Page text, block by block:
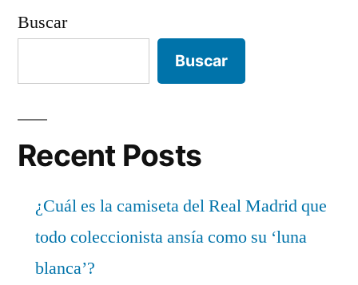
Buscar
Buscar
Recent Posts
¿Cuál es la camiseta del Real Madrid que
todo coleccionista ansía como su ‘luna
blanca’?